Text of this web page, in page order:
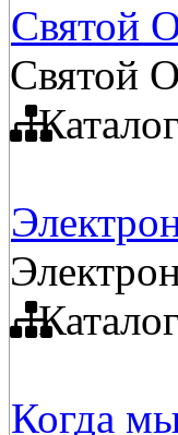
Святой
Святой
Когда